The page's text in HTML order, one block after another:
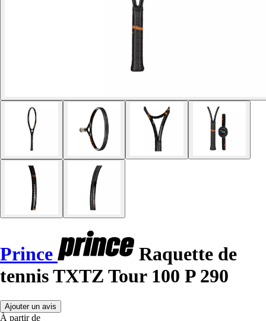
Prince
Raquette de
tennis TXTZ Tour 100 P 290
Ajouter un avis
À partir de